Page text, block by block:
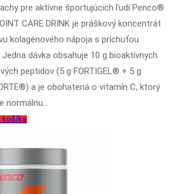
pre aktívne športujúcich ľudí Penco®
CARE DRINK je práškový koncentrát
kolagénového nápoja s príchuťou
Jedna dávka obsahuje 10 g bioaktívnych
peptidov (5 g FORTIGEL® + 5 g
a je obohatená o vitamín C, ktorý
normálnu…
košíka